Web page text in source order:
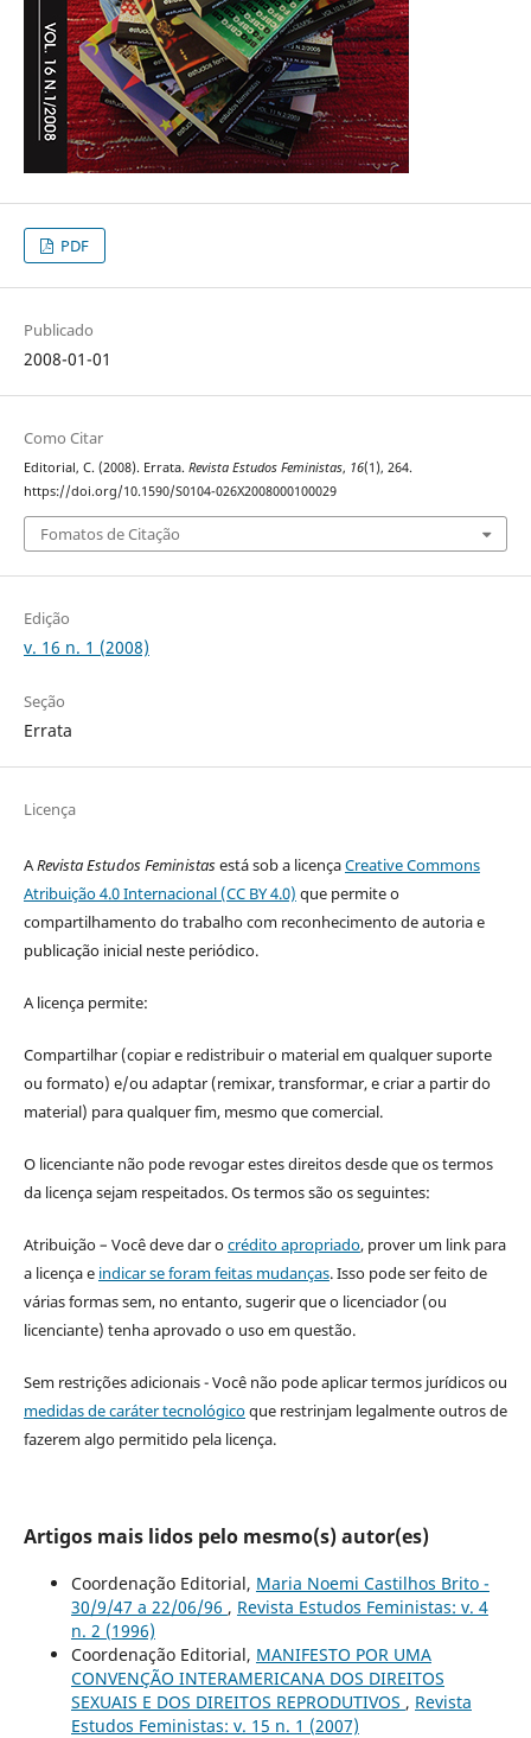
PDF
Publicado
2008-01-01
Como Citar
Editorial, C. (2008). Errata. Revista Estudos Feministas, 16(1), 264.
https://doi.org/10.1590/S0104-026X2008000100029
Fomatos de Citação
Edição
v. 16 n. 1 (2008)
Seção
Errata
Licença
ARevista Estudos Feministasestá sob a licençaCreative Commons
Atribuição 4.0 Internacional (CC BY 4.0) que permite o
compartilhamento do trabalho com reconhecimento de autoria e
publicação inicial neste periódico.
A licença permite:
Compartilhar (copiar e redistribuir o material em qualquer suporte
ou formato) e/ou adaptar (remixar, transformar, e criar a partir do
material) para qualquer fim, mesmo que comercial.
O licenciante não pode revogar estes direitos desde que os termos
da licença sejam respeitados. Os termos são os seguintes:
Atribuição – Você deve dar ocrédito apropriado, prover um link para
a licença e indicar se foram feitas mudanças. Isso pode ser feito de
várias formas sem, no entanto, sugerir que o licenciador (ou
licenciante) tenha aprovado o uso em questão.
Sem restrições adicionais - Você não pode aplicar termos jurídicos ou
medidas de caráter tecnológicoque restrinjam legalmente outros de
fazerem algo permitido pela licença.
Artigos mais lidos pelo mesmo(s) autor(es)
Coordenação Editorial, Maria Noemi Castilhos Brito -
30/9/47 a 22/06/96 , Revista Estudos Feministas: v. 4
n. 2 (1996)
Coordenação Editorial, MANIFESTO POR UMA
CONVENÇÃO INTERAMERICANA DOS DIREITOS
SEXUAIS E DOS DIREITOS REPRODUTIVOS , Revista
Estudos Feministas: v. 15 n. 1 (2007)